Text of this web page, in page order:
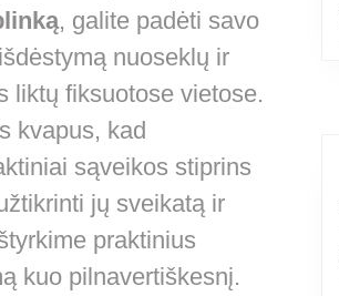
, galite padėti savo
nuoseklų ir
liktų fiksuotose vietose.
kvapus, kad
sąveikos stiprins
jų sveikatą ir
praktinius
kuo pilnavertiškesnį.